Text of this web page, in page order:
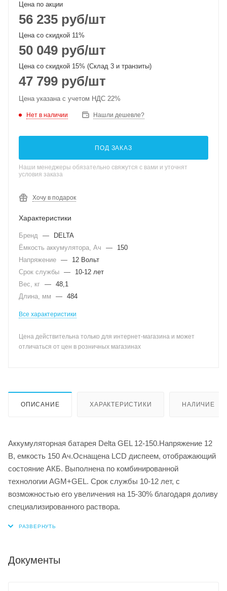
Цена по акции
56 235 руб/шт
Цена со скидкой 11%
50 049 руб/шт
Цена со скидкой 15% (Склад 3 и транзиты)
47 799 руб/шт
Цена указана с учетом НДС 22%
Нет в наличии Нашли дешевле?
ПОД ЗАКАЗ
Наши менеджеры обязательно свяжутся с вами и уточнят
условия заказа
Хочу в подарок
Характеристики
Бренд —
DELTA
Ёмкость аккумулятора, Ач
—
150
Напряжение —
12 Вольт
Срок службы —
10-12 лет
Вес, кг — 48,1
Длина, мм
— 484
Все характеристики
Цена действительна только для интернет-магазина и может
отличаться от цен в розничных магазинах
ОПИСАНИЕ ХАРАКТЕРИСТИКИ НАЛИЧИЕ
Аккумуляторная батарея Delta GEL 12-150.Напряжение 12
В, емкость 150 Ач.Оснащена LCD диспеем, отображающий
состояние АКБ. Выполнена по комбинированной
технологии AGM+GEL. Срок службы 10-12 лет, с
возможностью его увеличения на 15-30% благодаря доливу
специализированного раствора.
Документы